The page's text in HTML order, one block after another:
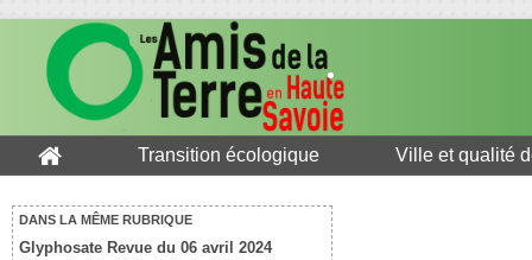
Transition écologique Ville et qualité
DANS LA MÊME RUBRIQUE
Glyphosate Revue du 06 avril 2024